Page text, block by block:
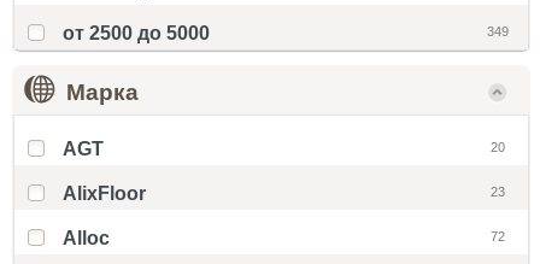
от 2500 до 5000 349
Марка
AGT 20
AlixFloor 23
Alloc 72